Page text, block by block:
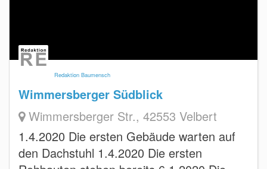
Redaktion Baumensch
Wimmersberger Südblick
Wimmersberger Str., 42553 Velbert
1.4.2020 Die ersten Gebäude warten auf
den Dachstuhl 1.4.2020 Die ersten